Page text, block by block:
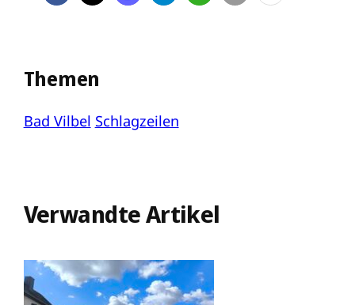
Themen
Bad Vilbel Schlagzeilen
Verwandte Artikel